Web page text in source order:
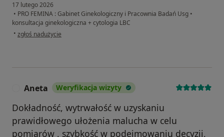
17 lutego 2026
• PRO FEMINA : Gabinet Ginekologiczny i Pracownia Badań Usg •
konsultacja ginekologiczna + cytologia LBC
• w opinii użytkownika Zofia
zgłoś nadużycie
Aneta Weryfikacja wizyty
Dokładność, wytrwałość w uzyskaniu
prawidłowego ułożenia malucha w celu
pomiarów , szybkość w podejmowaniu decyzji,